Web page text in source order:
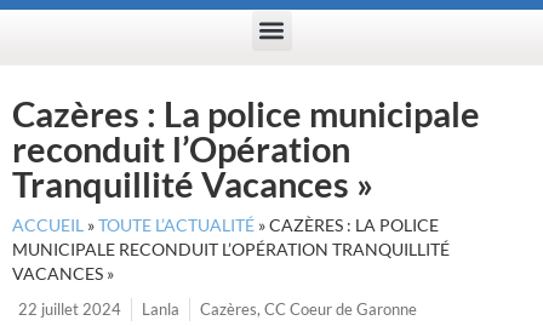
Cazères : La police municipale
reconduit l’Opération
Tranquillité Vacances »
ACCUEIL »TOUTE L’ACTUALITÉ »CAZÈRES : LA POLICE
MUNICIPALE RECONDUIT L’OPÉRATION TRANQUILLITÉ
VACANCES »
22 juillet 2024
Lanla Cazères, CC Coeur de Garonne